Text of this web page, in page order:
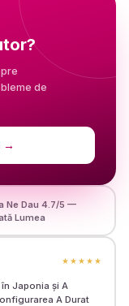
de
→
Ne Dau 4.7/5 —
Lumea
★★★★★
Japonia și A
A Durat